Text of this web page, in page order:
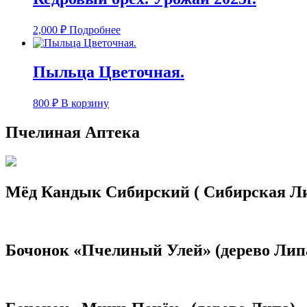
2,000 ₽ Подробнее
Пыльца Цветочная.
800 ₽ В корзину
Пчелиная Аптека
Мёд Кандык Сибирский ( Сибирская
Бочонок «Пчелиный Улей» (дерево